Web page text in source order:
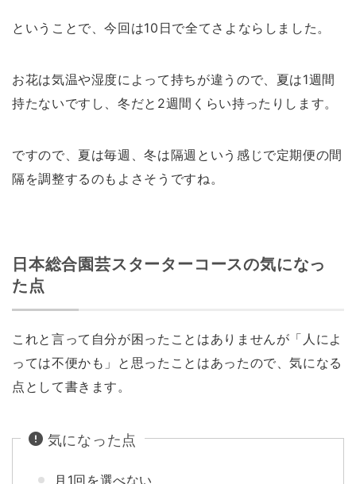
ということで、今回は10日で全てさよならしました。
お花は気温や湿度によって持ちが違うので、夏は1週間
持たないですし、冬だと2週間くらい持ったりします。
ですので、夏は毎週、冬は隔週という感じで定期便の間
隔を調整するのもよさそうですね。
日本総合園芸スターターコースの気になっ
た点
これと言って自分が困ったことはありませんが「人によ
っては不便かも」と思ったことはあったので、気になる
点として書きます。
気になった点
月1回を選べない